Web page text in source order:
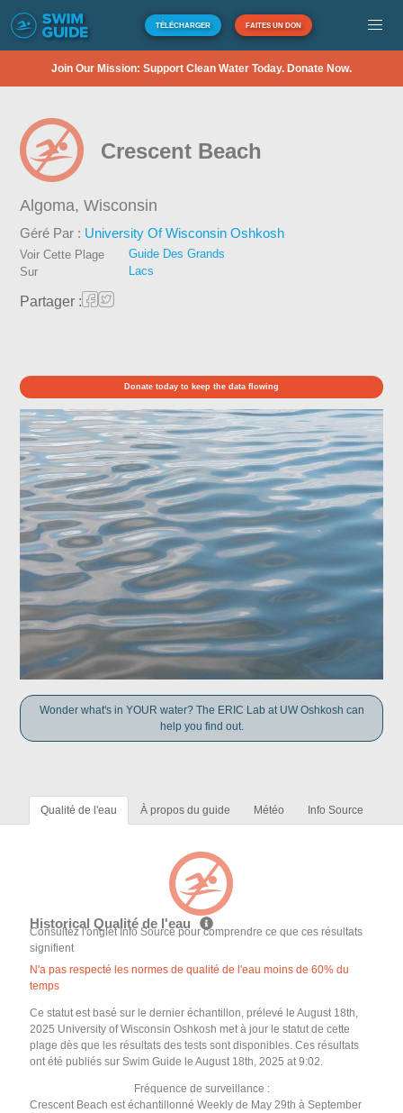
TÉLÉCHARGER FAITES UN DON
Join Our Mission: Support Clean Water Today. Donate Now.
Crescent Beach
Algoma,Wisconsin
Géré Par : University Of Wisconsin Oshkosh
Voir Cette Plage
Sur
Guide Des Grands
Lacs
Partager :
Donate today to keep the data flowing
Wonder what's in YOUR water? The ERIC Lab at UW Oshkosh can
help you find out.
Qualité de l'eau À propos du guide Météo Info Source
Historical Qualité de l'eau
Consultez l'onglet Info Source pour comprendre ce que ces résultats
signifient
N'a pas respecté les normes de qualité de l'eau moins de 60% du
temps
Ce statut est basé sur le dernier échantillon, prélevé le August 18th,
2025 University of Wisconsin Oshkosh met à jour le statut de cette
plage dès que les résultats des tests sont disponibles. Ces résultats
ont été publiés sur Swim Guide le August 18th, 2025 at 9:02.
Fréquence de surveillance :
Crescent Beach est échantillonné Weekly de May 29th à September